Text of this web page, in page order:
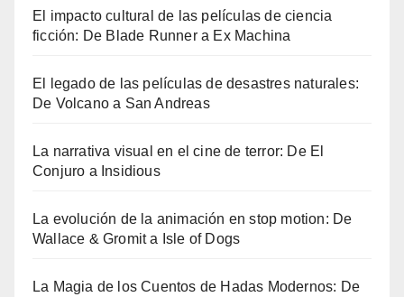
El impacto cultural de las películas de ciencia
ficción: De Blade Runner a Ex Machina
El legado de las películas de desastres naturales:
De Volcano a San Andreas
La narrativa visual en el cine de terror: De El
Conjuro a Insidious
La evolución de la animación en stop motion: De
Wallace & Gromit a Isle of Dogs
La Magia de los Cuentos de Hadas Modernos: De